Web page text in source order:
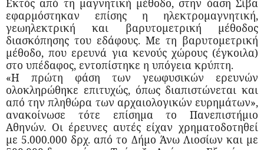
εφαρμόστηκαν επίσης η ηλεκτρομαγνητική,
γεωηλεκτρική και βαρυτομετρική μέθοδος
διασκόπησης του εδάφους. Με τη βαρυτομετρική
μέθοδο, που ερευνά για κενούς χώρους (έγκοιλα)
στο υπέδαφος, εντοπίστηκε η υπόγεια κρύπτη.
«Η πρώτη φάση των γεωφυσικών ερευνών
ολοκληρώθηκε επιτυχώς, όπως διαπιστώνεται και
από την πληθώρα των αρχαιολογικών ευρημάτων»,
ανακοίνωσε τότε επίσημα το Πανεπιστήμιο
Αθηνών. Οι έρευνες αυτές είχαν χρηματοδοτηθεί
με 5.000.000 δρχ. από το Δήμο Άνω Λιοσίων και με